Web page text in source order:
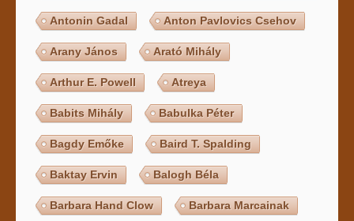
Antonin Gadal Anton Pavlovics Csehov
Arany János Arató Mihály
Arthur E. Powell Atreya
Babits Mihály Babulka Péter
Bagdy Emőke Baird T. Spalding
Baktay Ervin Balogh Béla
Barbara Hand Clow Barbara Marcainak